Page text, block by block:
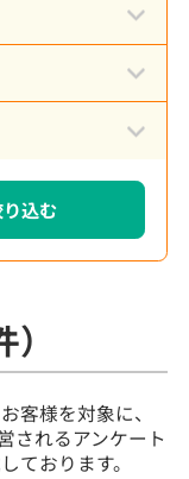
込む
客様を対象に、
されるアンケート
ております。